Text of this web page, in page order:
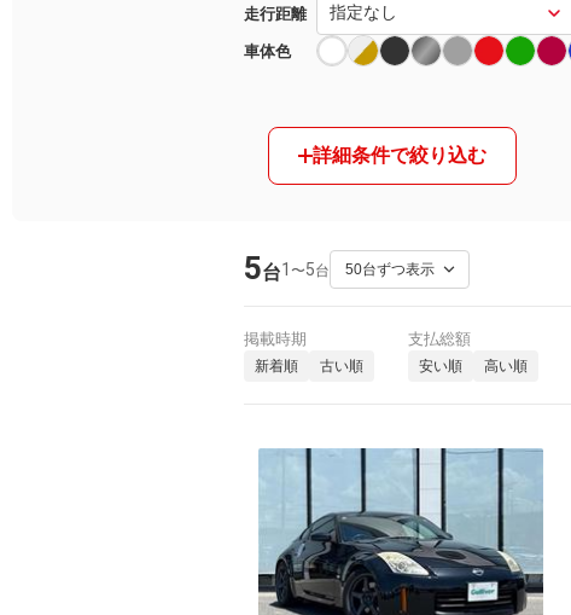
走行距離
車体色
詳細条件で絞り込む
5台1 〜5台
掲載時期
新着順 古い順
支払総額
安い順 高い順